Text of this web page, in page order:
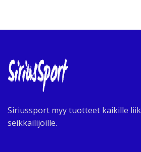
Siriussport myy tuotteet kaikille
seikkailijoille.